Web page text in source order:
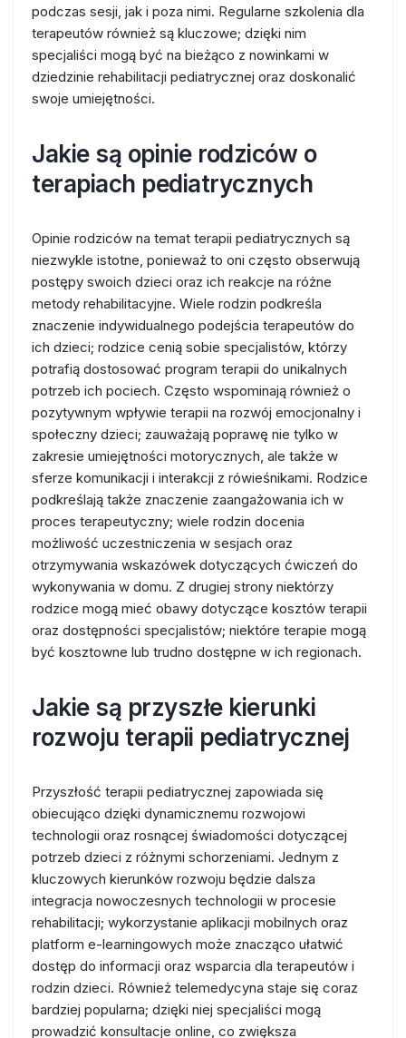
podczas sesji, jak i poza nimi. Regularne szkolenia dla
terapeutów również są kluczowe; dzięki nim
specjaliści mogą być na bieżąco z nowinkami w
dziedzinie rehabilitacji pediatrycznej oraz doskonalić
swoje umiejętności.
Jakie są opinie rodziców o
terapiach pediatrycznych
Opinie rodziców na temat terapii pediatrycznych są
niezwykle istotne, ponieważ to oni często obserwują
postępy swoich dzieci oraz ich reakcje na różne
metody rehabilitacyjne. Wiele rodzin podkreśla
znaczenie indywidualnego podejścia terapeutów do
ich dzieci; rodzice cenią sobie specjalistów, którzy
potrafią dostosować program terapii do unikalnych
potrzeb ich pociech. Często wspominają również o
pozytywnym wpływie terapii na rozwój emocjonalny i
społeczny dzieci; zauważają poprawę nie tylko w
zakresie umiejętności motorycznych, ale także w
sferze komunikacji i interakcji z rówieśnikami. Rodzice
podkreślają także znaczenie zaangażowania ich w
proces terapeutyczny; wiele rodzin docenia
możliwość uczestniczenia w sesjach oraz
otrzymywania wskazówek dotyczących ćwiczeń do
wykonywania w domu. Z drugiej strony niektórzy
rodzice mogą mieć obawy dotyczące kosztów terapii
oraz dostępności specjalistów; niektóre terapie mogą
być kosztowne lub trudno dostępne w ich regionach.
Jakie są przyszłe kierunki
rozwoju terapii pediatrycznej
Przyszłość terapii pediatrycznej zapowiada się
obiecująco dzięki dynamicznemu rozwojowi
technologii oraz rosnącej świadomości dotyczącej
potrzeb dzieci z różnymi schorzeniami. Jednym z
kluczowych kierunków rozwoju będzie dalsza
integracja nowoczesnych technologii w procesie
rehabilitacji; wykorzystanie aplikacji mobilnych oraz
platform e-learningowych może znacząco ułatwić
dostęp do informacji oraz wsparcia dla terapeutów i
rodzin dzieci. Również telemedycyna staje się coraz
bardziej popularna; dzięki niej specjaliści mogą
prowadzić konsultacje online, co zwiększa